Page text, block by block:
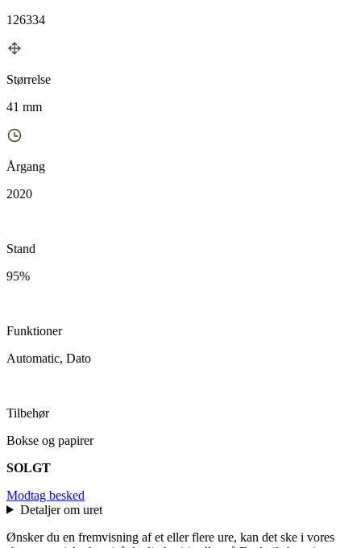
126334
Størrelse
41 mm
Årgang
2020
Stand
95%
Funktioner
Automatic, Dato
Tilbehør
Bokse og papirer
SOLGT
Modtag besked
Detaljer om uret
Ønsker du en fremvisning af et eller flere ure, kan det ske i vores